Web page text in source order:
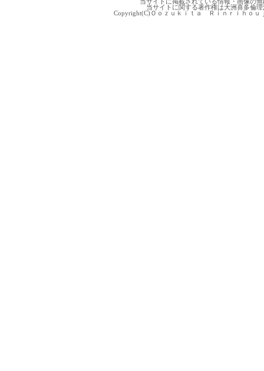
当サイトに掲載されている情報・画像の
当サイトに関する著作権は大洲喜多倫
Copyright(C)Ｏｏｚｕｋｉｔａ Ｒｉｎｒｉｈｏｕ